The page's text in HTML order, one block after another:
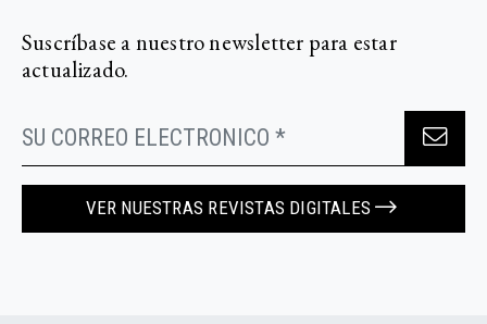
Suscríbase a nuestro newsletter para estar
actualizado.
VER NUESTRAS REVISTAS DIGITALES